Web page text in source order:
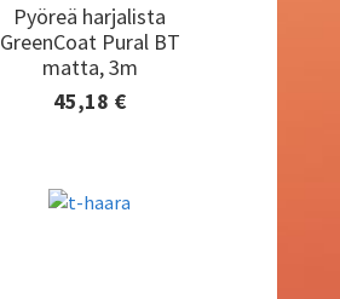
Pyöreä harjalista
GreenCoat Pural BT
matta, 3m
45,18 €
Pyöreä harjalista
GreenCoat Pural BT
matta, 3m
Lisätiedot ja